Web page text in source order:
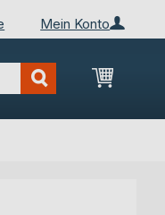
Mein Konto
Mein